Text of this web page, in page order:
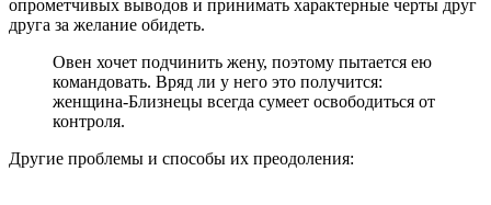
опрометчивых выводов и принимать характерные черты друг
друга за желание обидеть.
Овен хочет подчинить жену, поэтому пытается ею
командовать. Вряд ли у него это получится:
женщина-Близнецы всегда сумеет освободиться от
контроля.
Другие проблемы и способы их преодоления: